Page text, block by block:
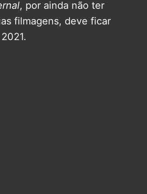
, por ainda não ter
filmagens, deve ficar